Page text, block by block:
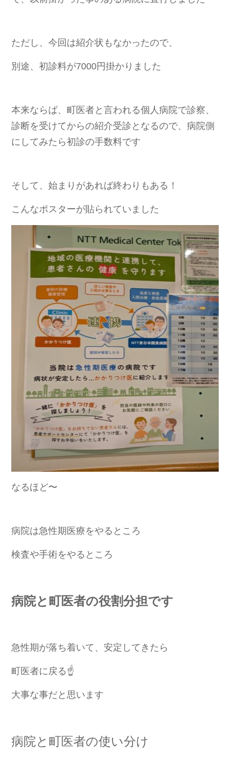
ただし、今回は紹介状もなかったので、
別途、初診料が7000円掛かりました
本来ならば、町医者と言われる個人病院で診察、
診断を受けてからの紹介受診となるので、病院側
にしてみたら初診の手数料です
そして、始まりがあれば終わりもある！
こんなポスターが貼られていました
なるほど〜
病院は急性期医療をやるところ
検査や手術をやるところ
病院と町医者の役割分担です
急性期が落ち着いて、安定してきたら
町医者に戻る☝️
大事な事だと思います
病院と町医者の使い分け